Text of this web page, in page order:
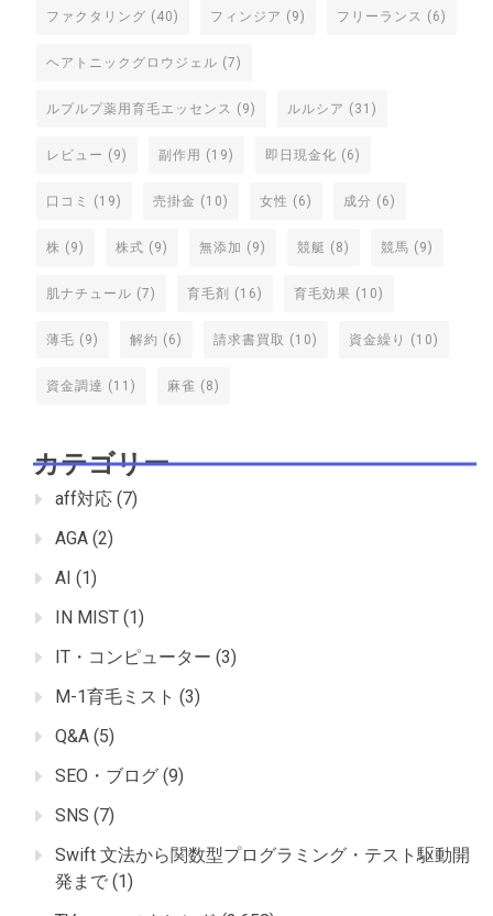
ファクタリング (40) フィンジア (9) フリーランス (6)
ヘアトニックグロウジェル (7)
ルプルプ薬用育毛エッセンス (9) ルルシア (31)
レビュー (9) 副作用 (19) 即日現金化 (6)
口コミ (19) 売掛金 (10) 女性 (6) 成分 (6)
株 (9) 株式 (9) 無添加 (9) 競艇 (8) 競馬 (9)
肌ナチュール (7) 育毛剤 (16) 育毛効果 (10)
薄毛 (9) 解約 (6) 請求書買取 (10) 資金繰り (10)
資金調達 (11) 麻雀 (8)
カテゴリー
aff対応 (7)
AGA (2)
AI (1)
IN MIST (1)
IT・コンピューター (3)
M-1育毛ミスト (3)
Q&A (5)
SEO・ブログ (9)
SNS (7)
Swift 文法から関数型プログラミング・テスト駆動開
発まで (1)